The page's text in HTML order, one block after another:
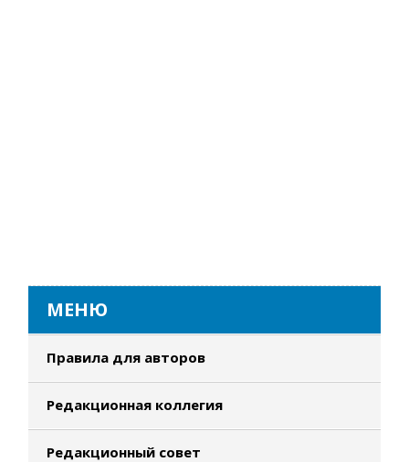
МЕНЮ
Правила для авторов
Редакционная коллегия
Редакционный совет